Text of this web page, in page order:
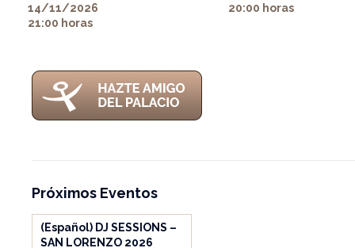
14/11/2026
21:00 horas
20:00 horas
Próximos Eventos
(Español) DJ SESSIONS –
SAN LORENZO 2026